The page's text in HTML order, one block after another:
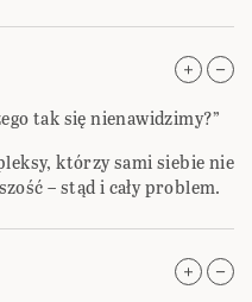
tak się nienawidzimy?”
którzy sami siebie nie
– stąd i cały problem.